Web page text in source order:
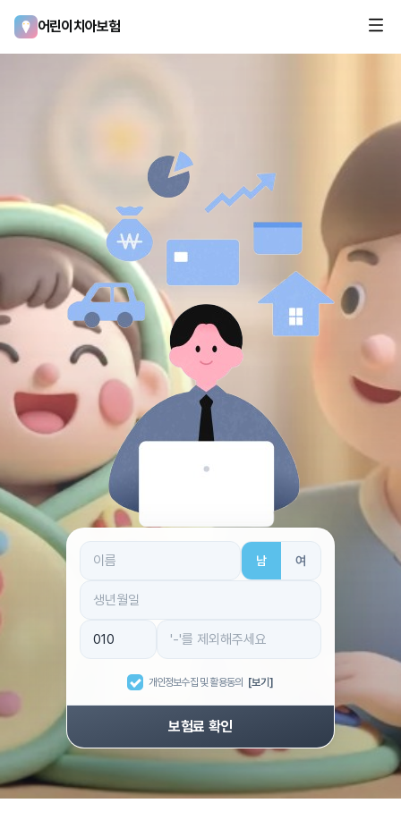
어린이치아보험
남 여
개인정보수집 및 활용동의 [보기]
보험료 확인